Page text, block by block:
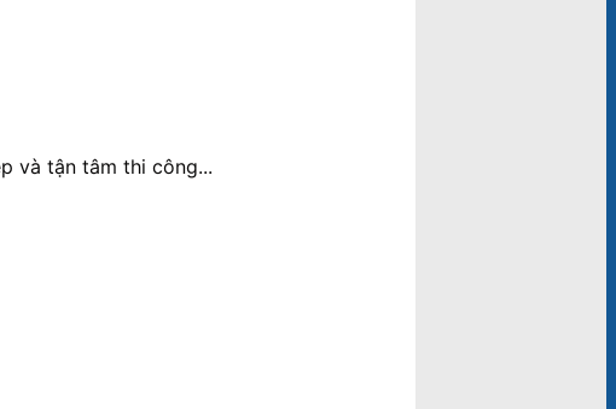
và tận tâm thi công...